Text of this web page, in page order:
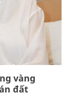
vàng
đất